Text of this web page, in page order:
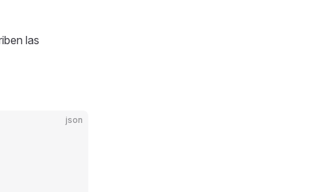
las
json